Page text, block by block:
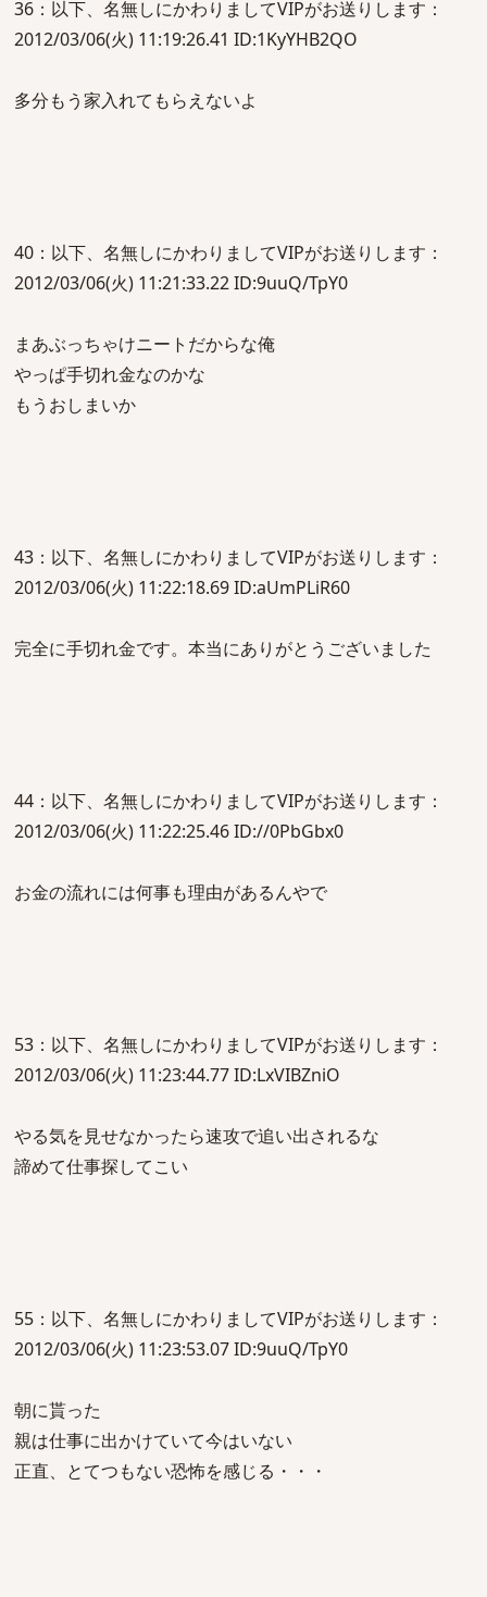
36：以下、名無しにかわりましてVIPがお送りします：
2012/03/06(火) 11:19:26.41 ID:1KyYHB2QO
多分もう家入れてもらえないよ
40：以下、名無しにかわりましてVIPがお送りします：
2012/03/06(火) 11:21:33.22 ID:9uuQ/TpY0
まあぶっちゃけニートだからな俺
やっぱ手切れ金なのかな
もうおしまいか
43：以下、名無しにかわりましてVIPがお送りします：
2012/03/06(火) 11:22:18.69 ID:aUmPLiR60
完全に手切れ金です。本当にありがとうございました
44：以下、名無しにかわりましてVIPがお送りします：
2012/03/06(火) 11:22:25.46 ID://0PbGbx0
お金の流れには何事も理由があるんやで
53：以下、名無しにかわりましてVIPがお送りします：
2012/03/06(火) 11:23:44.77 ID:LxVIBZniO
やる気を見せなかったら速攻で追い出されるな
諦めて仕事探してこい
55：以下、名無しにかわりましてVIPがお送りします：
2012/03/06(火) 11:23:53.07 ID:9uuQ/TpY0
朝に貰った
親は仕事に出かけていて今はいない
正直、とてつもない恐怖を感じる・・・